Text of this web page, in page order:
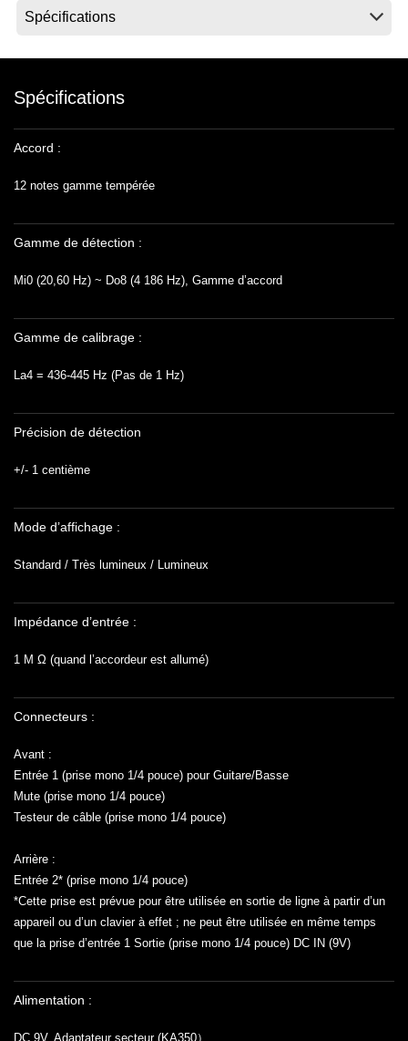
Spécifications
Accord :
12 notes gamme tempérée
Gamme de détection :
Mi0 (20,60 Hz) ~ Do8 (4 186 Hz), Gamme d’accord
Gamme de calibrage :
La4 = 436-445 Hz (Pas de 1 Hz)
Précision de détection
+/- 1 centième
Mode d’affichage :
Standard / Très lumineux / Lumineux
Impédance d’entrée :
1 M Ω (quand l’accordeur est allumé)
Connecteurs :
Avant :
Entrée 1 (prise mono 1/4 pouce) pour Guitare/Basse
Mute (prise mono 1/4 pouce)
Testeur de câble (prise mono 1/4 pouce)
Arrière :
Entrée 2* (prise mono 1/4 pouce)
*Cette prise est prévue pour être utilisée en sortie de ligne à partir d’un
appareil ou d’un clavier à effet ; ne peut être utilisée en même temps
que la prise d’entrée 1 Sortie (prise mono 1/4 pouce) DC IN (9V)
Alimentation :
DC 9V, Adaptateur secteur (KA350）